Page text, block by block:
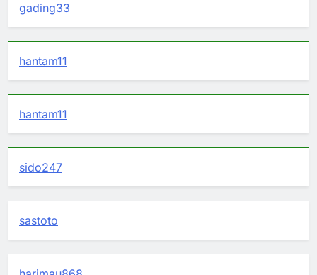
gading33
hantam11
hantam11
sido247
sastoto